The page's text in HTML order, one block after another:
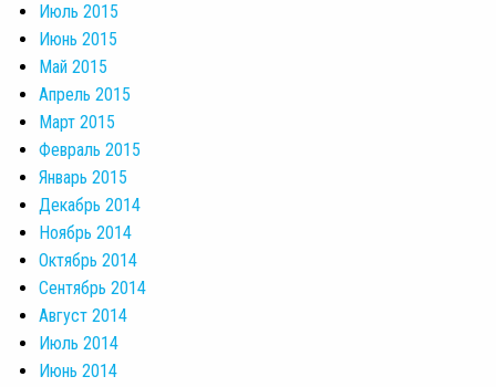
Июль 2015
Июнь 2015
Май 2015
Апрель 2015
Март 2015
Февраль 2015
Январь 2015
Декабрь 2014
Ноябрь 2014
Октябрь 2014
Сентябрь 2014
Август 2014
Июль 2014
Июнь 2014